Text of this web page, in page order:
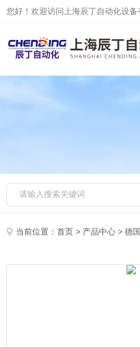
您好！欢迎访问上海辰丁自动化设备
当前位置：首页 > 产品中心 >德